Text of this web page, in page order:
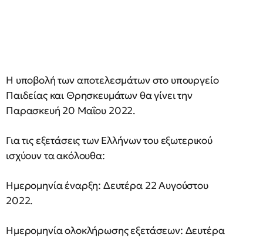
Η υποβολή των αποτελεσμάτων στο υπουργείο
Παιδείας και Θρησκευμάτων θα γίνει την
Παρασκευή 20 Μαΐου 2022.
Για τις εξετάσεις των Ελλήνων του εξωτερικού
ισχύουν τα ακόλουθα:
Ημερομηνία έναρξη: Δευτέρα 22 Αυγούστου
2022.
Ημερομηνία ολοκλήρωσης εξετάσεων: Δευτέρα